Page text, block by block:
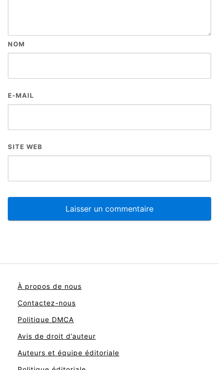
NOM
E-MAIL
SITE WEB
À propos de nous
Contactez-nous
Politique DMCA
Avis de droit d’auteur
Auteurs et équipe éditoriale